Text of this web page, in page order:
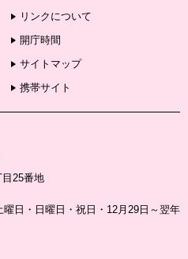
リンクについて
開庁時間
サイトマップ
携帯サイト
25番地
日・日曜日・祝日・12月29日～翌年